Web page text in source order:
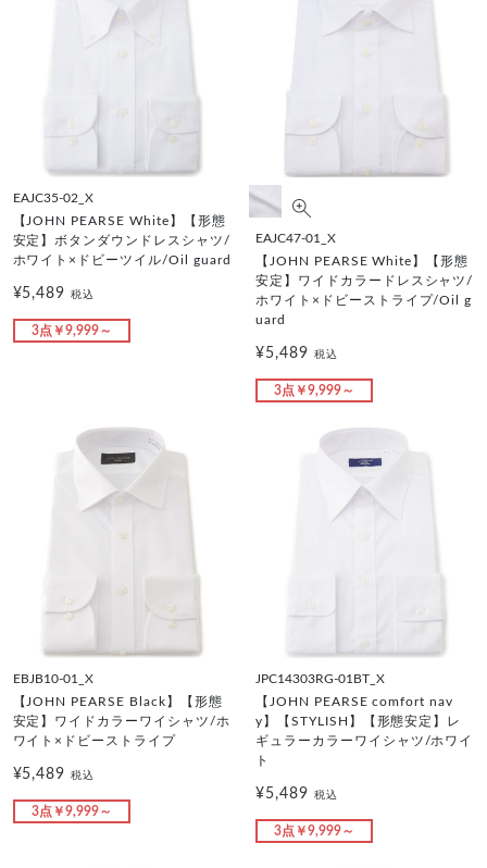
EAJC35-02_X
【JOHN PEARSE White】【形態
安定】ボタンダウンドレスシャツ/
ホワイト×ドビーツイル/Oil guard
¥5,489税込
3点￥9,999～
EAJC47-01_X
【JOHN PEARSE White】【形態
安定】ワイドカラードレスシャツ/
ホワイト×ドビーストライプ/Oil g
uard
¥5,489 税込
3点￥9,999～
EBJB10-01_X
【JOHN PEARSE Black】【形態
安定】ワイドカラーワイシャツ/ホ
ワイト×ドビーストライプ
¥5,489税込
3点￥9,999～
JPC14303RG-01BT_X
【JOHN PEARSE comfort nav
y】【STYLISH】【形態安定】レ
ギュラーカラーワイシャツ/ホワイ
ト
¥5,489 税込
3点￥9,999～